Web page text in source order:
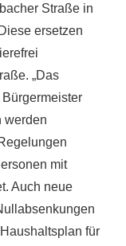
Straße in
ersetzen
„Das
werden
mit
Auch neue
für